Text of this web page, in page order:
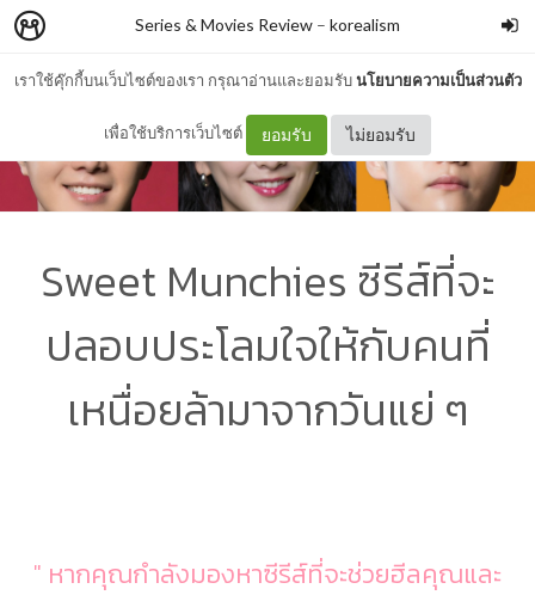
เราใช้คุ๊กกี้บนเว็บไซต์ของเรา กรุณาอ่านและยอมรับนโยบายความเป็นส่วนตัว
เพื่อใช้บริการเว็บไซต์ ยอมรับ ไม่ยอมรับ
Series & Movies Review – korealism
Sweet Munchies ซีรีส์ที่จะ
ปลอบประโลมใจให้กับคนที่
เหนื่อยล้ามาจากวันแย่ ๆ
" หากคุณกำลังมองหาซีรีส์ที่จะช่วยฮีลคุณและ